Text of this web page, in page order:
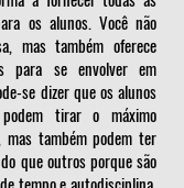
os alunos. Você não
mas também oferece
para se envolver em
se dizer que os alunos
tirar o máximo
mas também podem ter
que outros porque são